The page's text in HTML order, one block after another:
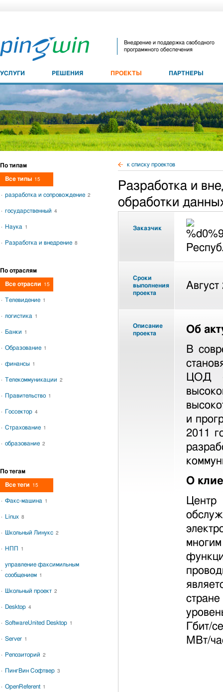
Внедрение и поддержка свободного
программного обеспечения
УСЛУГИ РЕШЕНИЯ ПРОЕКТЫ ПАРТНЕРЫ
к списку проектов
Разработка и
обработки
Заказчик
Сроки
выполнения
проекта
Август
Описание
проекта
Об
В
ЦОД —
и
2011
О
Гбит/
МВт/
По типам
Все типы 15
разработка и сопровождение 2
государственный 4
Наука 1
Разработка и внедрение 8
По отраслям
Все отрасли 15
Телевидение 1
логистика 1
Банки 1
Образование 1
финансы 1
Телекоммуникации 2
Правительство 1
Госсектор 4
Страхование 1
образование 2
По тегам
Все теги 15
Факс-машина 1
Linux 8
Школьный Линукс 2
НПП 1
управление факсимильным
сообщением 1
Школьный проект 2
Desktop 4
SoftwareUnited Desktop 1
Server 1
Репозиторий 2
ПингВин Софтвер 3
OpenReferent 1